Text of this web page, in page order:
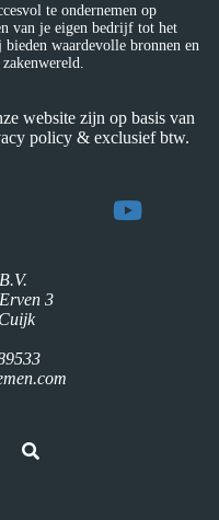
te ondernemen op
van je eigen bedrijf tot het
waardevolle bronnen en
website zijn op basis van
policy & exclusief btw.
3